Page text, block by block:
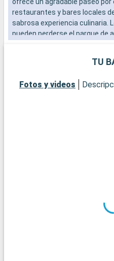
restaurantes y bares locales
sabrosa experiencia culinaria.
pueden perderse el parque de
TU
Fotos y videos